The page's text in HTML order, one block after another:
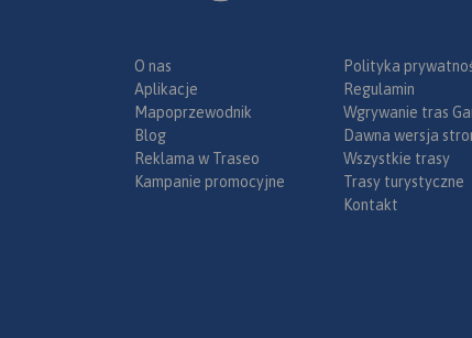
O nas
Aplikacje
Mapoprzewodnik
Blog
Reklama w Traseo
Kampanie promocyjne
Polityka
Regulamin
Wgrywanie tras
Dawna wersja
Wszystkie trasy
Trasy turystyczne
Kontakt